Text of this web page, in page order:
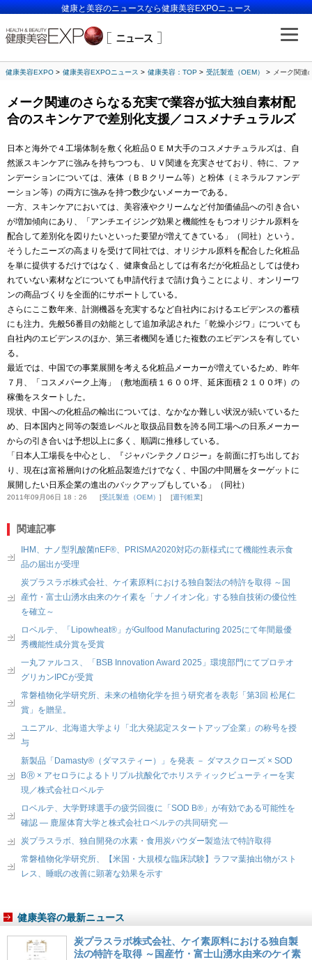
健康と美容のニュースなら健康美容EXPOニュース
健康美容EXPO 健康美容EXPOニュース 健康美容：TOP 受託製造（OEM） メーク関連
メーク関連のさらなる充実で業容が拡大独自素材配
合のスキンケアで差別化支援／コスメナチュラルズ
日本と海外で４工場体制を敷く化粧品ＯＥＭ大手のコスメナチュラルズは、自
然派スキンケアに強みを持ちつつも、ＵＶ関連を充実させており、特に、ファ
ンデーションについては、液体（ＢＢクリーム等）と粉体（ミネラルファンデ
ーション等）の両方に強みを持つ数少ないメーカーである。
一方、スキンケアにおいては、美容液やクリームなど付加価値品への引き合い
が増加傾向にあり、「アンチエイジング効果と機能性をもつオリジナル原料を
配合して差別化を図りたいといった要望が増えてきている」（同社）という。
そうしたニーズの高まりを受けて同社では、オリジナル原料を配合した化粧品
を単に提供するだけではなく、健康食品としては有名だが化粧品としては使わ
れていない素材などについても申請代行まで請け負うことにより、オンリーワ
ンの商品づくりを全面的にサポートしている。
さらにここ数年来、計測機器を充実するなど自社内におけるエビデンスの蓄積
にも注力。先般56番目の効能として追加承認された「乾燥小ジワ」についても
自社内のエビデンスのほか、第三者機関を通じた複数のエビデンスを有してい
る。
最近では、中国での事業展開を考える化粧品メーカーが増えているため、昨年
７月、「コスメパーク上海」（敷地面積１６００坪、延床面積２１００坪）の
稼働をスタートした。
現状、中国への化粧品の輸出については、なかなか難しい状況が続いているた
め、日本国内と同等の製造レベルと取扱品目数を誇る同工場への日系メーカー
からの引き合いは予想以上に多く、順調に推移している。
「日本人工場長を中心とし、『ジャパンテクノロジー』を前面に打ち出してお
り、現在は富裕層向けの化粧品製造だけでなく、中国の中間層をターゲットに
展開したい日系企業の進出のバックアップもしている」（同社）
2011年09月06日 18：26 受託製造（OEM） 週刊粧業
関連記事
IHM、ナノ型乳酸菌nEF®、PRISMA2020対応の新様式にて機能性表示食
品の届出が受理
炭プラスラボ株式会社、ケイ素原料における独自製法の特許を取得 ～国
産竹・富士山湧水由来のケイ素を「ナノイオン化」する独自技術の優位性
を確立～
ロベルテ、「Lipowheat®」がGulfood Manufacturing 2025にて年間最優
秀機能性成分賞を受賞
一丸ファルコス、「BSB Innovation Award 2025」環境部門にてプロテオ
グリカンIPCが受賞
常磐植物化学研究所、未来の植物化学を担う研究者を表彰「第3回 松尾仁
賞」を贈呈。
ユニアル、北海道大学より「北大発認定スタートアップ企業」の称号を授
与
新製品「Damasty®（ダマスティー）」を発表 － ダマスクローズ × SOD
BⓇ × アセロラによるトリプル抗酸化でホリスティックビューティーを実
現／株式会社ロベルテ
ロベルテ、大学野球選手の疲労回復に「SOD B®」が有効である可能性を
確認 ― 鹿屋体育大学と株式会社ロベルテの共同研究 ―
炭プラスラボ、独自開発の水素・食用炭パウダー製造法で特許取得
常磐植物化学研究所、【米国・大規模な臨床試験】ラフマ葉抽出物がスト
レス、睡眠の改善に顕著な効果を示す
健康美容の最新ニュース
炭プラスラボ株式会社、ケイ素原料における独自製
法の特許を取得 ～国産竹・富士山湧水由来のケイ素